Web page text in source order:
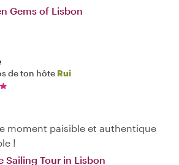
Gems of Lisbon
de ton hôte Rui
moment paisible et authentique
!
Sailing Tour in Lisbon